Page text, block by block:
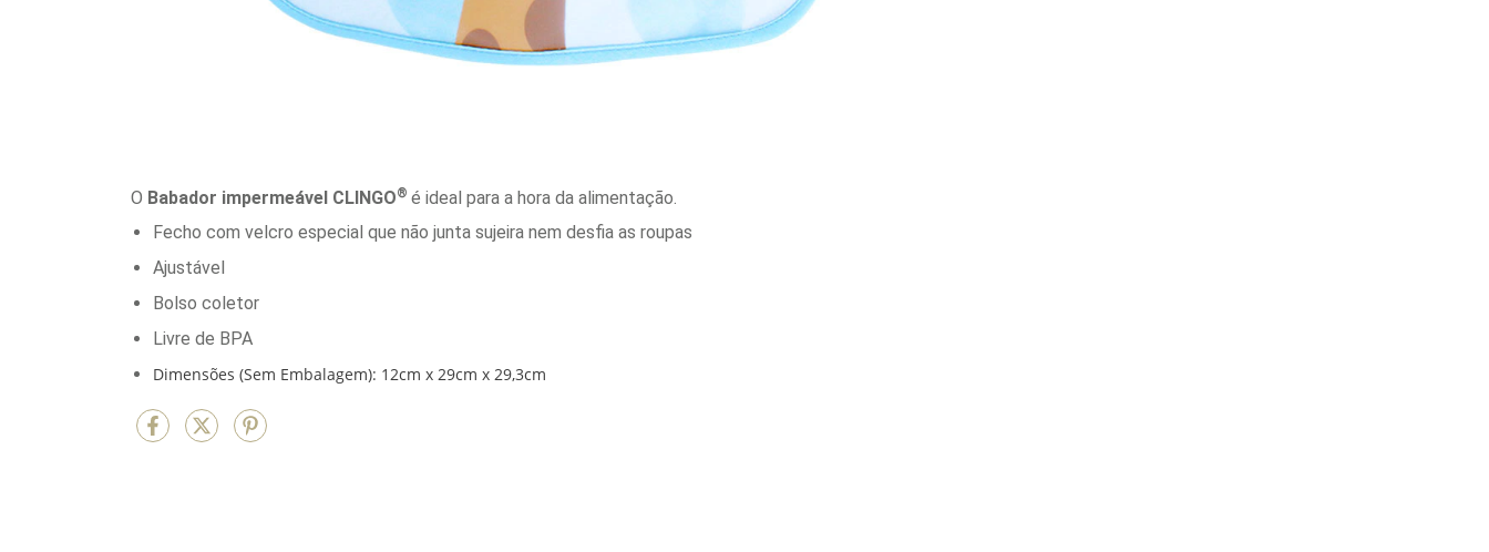
O Babador impermeável CLINGO® é ideal para a hora da alimentação.
Fecho com velcro especial que não junta sujeira nem desfia as roupas
Ajustável
Bolso coletor
Livre de BPA
Dimensões (Sem Embalagem): 12cm x 29cm x 29,3cm